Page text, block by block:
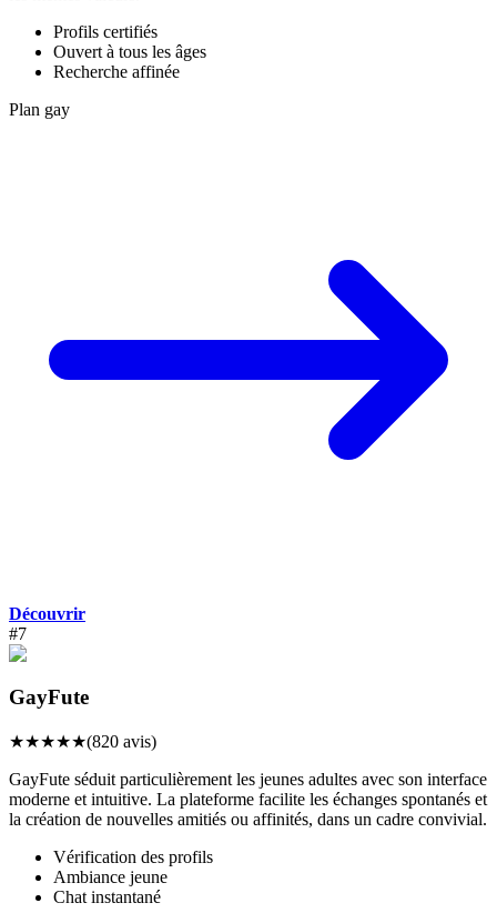
Profils certifiés
Ouvert à tous les âges
Recherche affinée
Plan gay
Découvrir
#7
GayFute
★★★★★(820 avis)
GayFute séduit particulièrement les jeunes adultes avec son interface
moderne et intuitive. La plateforme facilite les échanges spontanés et
la création de nouvelles amitiés ou affinités, dans un cadre convivial.
Vérification des profils
Ambiance jeune
Chat instantané